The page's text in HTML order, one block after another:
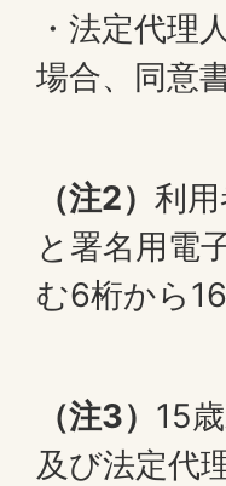
・法定代理
場合、同意
（注2） 利
と署名用電
む6桁から
（注3） 15
及び法定代